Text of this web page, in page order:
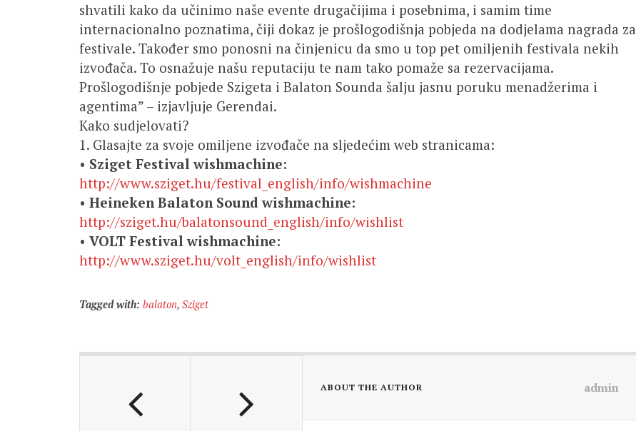
shvatili kako da učinimo naše evente drugačijima i posebnima, i samim time
internacionalno poznatima, čiji dokaz je prošlogodišnja pobjeda na dodjelama nagrada za
festivale. Također smo ponosni na činjenicu da smo u top pet omiljenih festivala nekih
izvođača. To osnažuje našu reputaciju te nam tako pomaže sa rezervacijama.
Prošlogodišnje pobjede Szigeta i Balaton Sounda šalju jasnu poruku menadžerima i
agentima” – izjavljuje Gerendai.
Kako sudjelovati?
1. Glasajte za svoje omiljene izvođače na sljedećim web stranicama:
• Sziget Festival wishmachine:
http://www.sziget.hu/festival_english/info/wishmachine
• Heineken Balaton Sound wishmachine:
http://sziget.hu/balatonsound_english/info/wishlist
• VOLT Festival wishmachine:
http://www.sziget.hu/volt_english/info/wishlist
Tagged with: balaton, Sziget
ABOUT THE AUTHOR admin